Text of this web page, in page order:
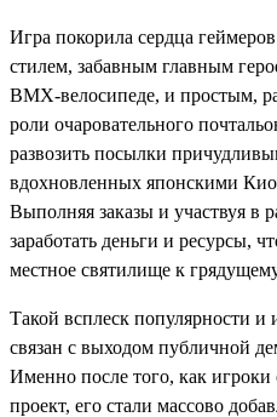
Игра покорила сердца
стилем, забавным главным
BMX-велосипеде, и простым,
роли очаровательного
развозить посылки
вдохновленных японскими
Выполняя заказы и участвуя в
заработать деньги и ресурсы,
местное святилище к
Такой всплеск популярности и
связан с выходом публичной
Именно после того, как
проект, его стали массово